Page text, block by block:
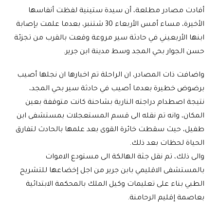
أفادت مصادر مطلعة، أن سيدة ستينية لفظت أنفاسها
الأخيرة، مساء أمس الأربعاء 30 شتنبر، بعدما علمت بإصابة
ابنها الأربعيني في حادثة سير مروعة وقعت بالقرب من تجزئة
حسن الجوار بحي المجد وسط مدينة ابن جرير.
واضافت ذات المصادر، ان الراحلة تم اخبارها ان نجلها أصيب
برضوض خطيرة بعدما أصيب في حادثة سير بحي المجد،
نتيجة اصطدام دراجته النارية بشاحنة كانت متوقفة بعين
المكان، وانه تم نقله الى قسم المستعجلات بمستشفى ابن
طفيل، حيث سقطت خائرة القوى بعد علمها بالحادث لتفارق
الحياة لحظات بعد ذلك.
والى ذلك، تم نقل جثة الهالكة الى مستودع الاموات
بالمستشفى الاقليمي بابن جرير من اجل إخضاعها للتشريح
الطبي بناء على تعليمات وكيل الملك بالمحكمة الابتدائية
بعاصمة إقليم الرحامنة.